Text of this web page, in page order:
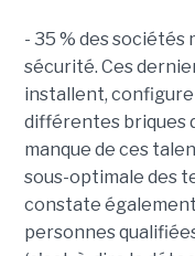
- 35 % des sociétés
sécurité. Ces
installent,
différentes briques
manque de ces
sous-optimale des
constate
personnes